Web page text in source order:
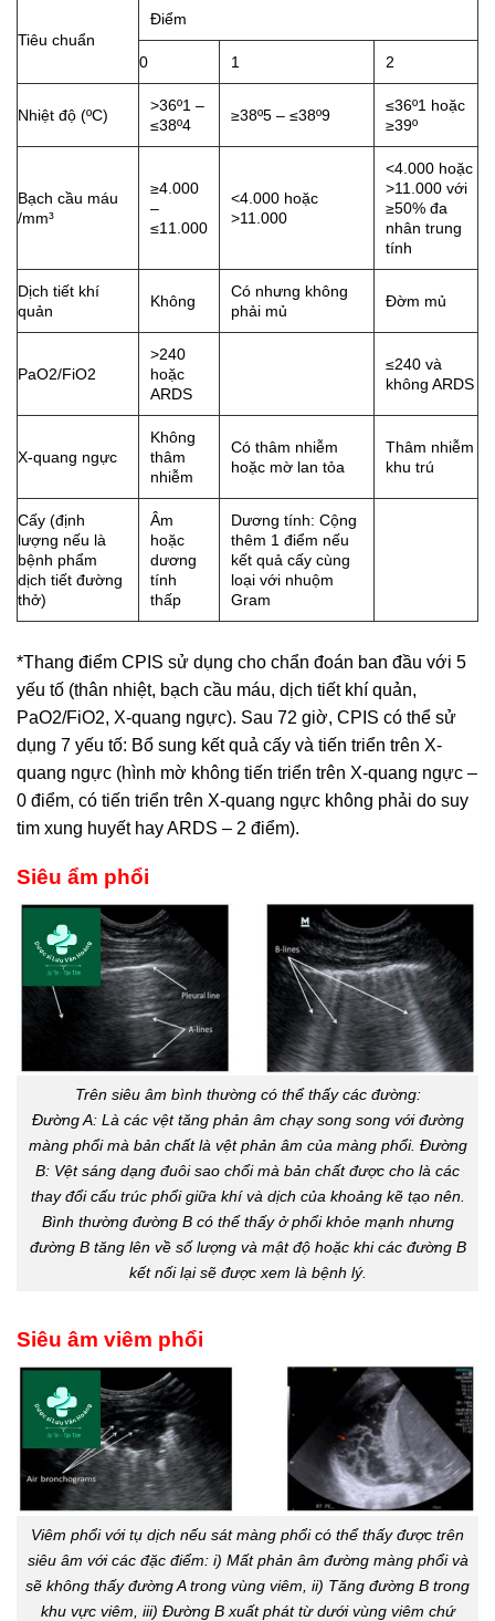
Tiêu chuẩn
Điểm
0 1 2
Nhiệt độ (ºC)
>36º1 –
≤38º4
≥38º5 – ≤38º9
≤36º1 hoặc
≥39º
Bạch cầu máu
/mm³
≥4.000
–
≤11.000
<4.000 hoặc
>11.000
<4.000 hoặc
>11.000 với
≥50% đa
nhân trung
tính
Dịch tiết khí
quản
Không
Có nhưng không
phải mủ
Đờm mủ
PaO2/FiO2
>240
hoặc
ARDS
≤240 và
không ARDS
X-quang ngực
Không
thâm
nhiễm
Có thâm nhiễm
hoặc mờ lan tỏa
Thâm nhiễm
khu trú
Cấy (định
lượng nếu là
bệnh phẩm
dịch tiết đường
thở)
Âm
hoặc
dương
tính
thấp
Dương tính: Cộng
thêm 1 điểm nếu
kết quả cấy cùng
loại với nhuộm
Gram
*Thang điểm CPIS sử dụng cho chẩn đoán ban đầu với 5
yếu tố (thân nhiệt, bạch cầu máu, dịch tiết khí quản,
PaO2/FiO2, X-quang ngực). Sau 72 giờ, CPIS có thể sử
dụng 7 yếu tố: Bổ sung kết quả cấy và tiến triển trên X-
quang ngực (hình mờ không tiến triển trên X-quang ngực –
0 điểm, có tiến triển trên X-quang ngực không phải do suy
tim xung huyết hay ARDS – 2 điểm).
Siêu ẩm phổi
Trên siêu âm bình thường có thể thấy các đường:
Đường A: Là các vệt tăng phản âm chạy song song với đường
màng phổi mà bản chất là vệt phản âm của màng phổi. Đường
B: Vệt sáng dạng đuôi sao chổi mà bản chất được cho là các
thay đổi cấu trúc phổi giữa khí và dịch của khoảng kẽ tạo nên.
Bình thường đường B có thể thấy ở phổi khỏe mạnh nhưng
đường B tăng lên về số lượng và mật độ hoặc khi các đường B
kết nối lại sẽ được xem là bệnh lý.
Siêu âm viêm phổi
Viêm phổi với tụ dịch nếu sát màng phổi có thể thấy được trên
siêu âm với các đặc điểm: i) Mất phản âm đường màng phổi và
sẽ không thấy đường A trong vùng viêm, ii) Tăng đường B trong
khu vực viêm, iii) Đường B xuất phát từ dưới vùng viêm chứ